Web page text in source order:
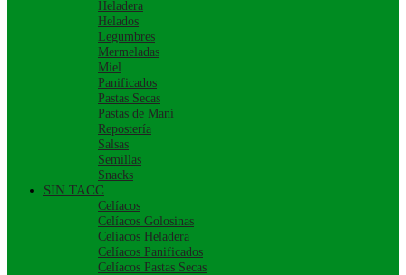
Heladera
Helados
Legumbres
Mermeladas
Miel
Panificados
Pastas Secas
Pastas de Maní
Repostería
Salsas
Semillas
Snacks
SIN TACC
Celíacos
Celíacos Golosinas
Celíacos Heladera
Celíacos Panificados
Celíacos Pastas Secas